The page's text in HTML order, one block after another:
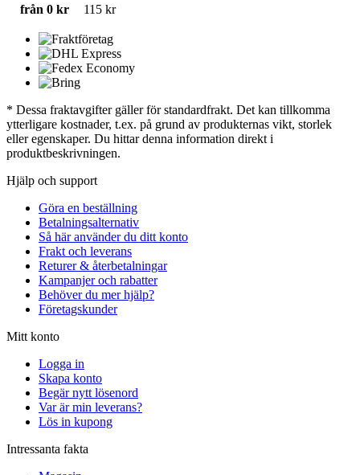
från 0 kr
115 kr
* Dessa fraktavgifter gäller för standardfrakt. Det kan tillkomma
ytterligare kostnader, t.ex. på grund av produkternas vikt, storlek
eller egenskaper. Du hittar denna information direkt i
produktbeskrivningen.
Hjälp och support
Göra en beställning
Betalningsalternativ
Så här använder du ditt konto
Frakt och leverans
Returer & återbetalningar
Kampanjer och rabatter
Behöver du mer hjälp?
Företagskunder
Mitt konto
Logga in
Skapa konto
Begär nytt lösenord
Var är min leverans?
Lös in kupong
Intressanta fakta